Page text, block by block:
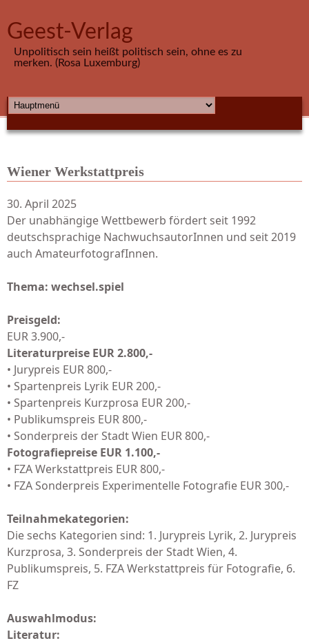
Geest-Verlag
Unpolitisch sein heißt politisch sein, ohne es zu
merken. (Rosa Luxemburg)
HAUPTMENÜ
Wiener Werkstattpreis
30. April 2025
Der unabhängige Wettbewerb fördert seit 1992
deutschsprachige NachwuchsautorInnen und seit 2019
auch AmateurfotografInnen.
Thema: wechsel.spiel
Preisgeld:
EUR 3.900,-
Literaturpreise EUR 2.800,-
• Jurypreis EUR 800,-
• Spartenpreis Lyrik EUR 200,-
• Spartenpreis Kurzprosa EUR 200,-
• Publikumspreis EUR 800,-
• Sonderpreis der Stadt Wien EUR 800,-
Fotografiepreise EUR 1.100,-
• FZA Werkstattpreis EUR 800,-
• FZA Sonderpreis Experimentelle Fotografie EUR 300,-
Teilnahmekategorien:
Die sechs Kategorien sind: 1. Jurypreis Lyrik, 2. Jurypreis
Kurzprosa, 3. Sonderpreis der Stadt Wien, 4.
Publikumspreis, 5. FZA Werkstattpreis für Fotografie, 6.
FZ
Auswahlmodus:
Literatur: